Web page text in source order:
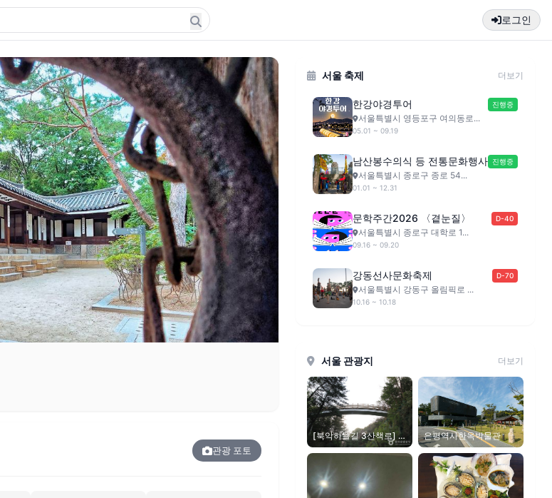
로그인
관광 포토
서울 축제 더보기
한강야경투어 진행중
서울특별시 영등포구 여의동로...
05.01 ~ 09.19
남산봉수의식 등 전통문화행사 진행중
서울특별시 종로구 종로 54...
01.01 ~ 12.31
문학주간2026 〈곁눈질〉 D-40
서울특별시 종로구 대학로 1...
09.16 ~ 09.20
강동선사문화축제 D-70
서울특별시 강동구 올림픽로 ...
10.16 ~ 10.18
서울 관광지 더보기
[북악하늘길 3산책로] 북
카페~숲속다리
은평역사한옥박물관